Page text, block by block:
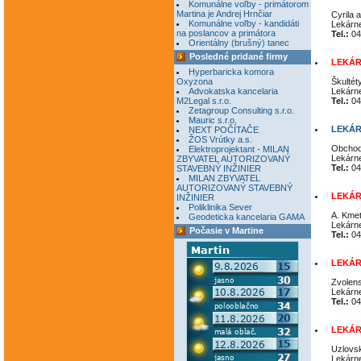
Komunálne voľby - primátorom
Martina je Andrej Hrnčiar
Komunálne voľby - kandidáti
na poslancov a primátora
Orientálny (brušný) tanec
Posledné pridané firmy
Hyperbaricka komora
Oxyzona
Advokatska kancelaria
M2Legal s.r.o.
Zetagroup Consulting s.r.o.
Mauric s.r.o.
NEXT POČÍTAČE
ŽOS Vrútky a.s.
Elektroprojektant - MILAN
ZBYVATEL AUTORIZOVANÝ
STAVEBNÝ INŽINIER
MILAN ZBYVATEL
AUTORIZOVANÝ STAVEBNÝ
INŽINIER
Poliklinika Sever
Geodeticka kancelaria GAMA
Počasie v Martine
Cyrila
Tel.:
Tel.:
Tel.:
A.
Tel.:
Tel.: